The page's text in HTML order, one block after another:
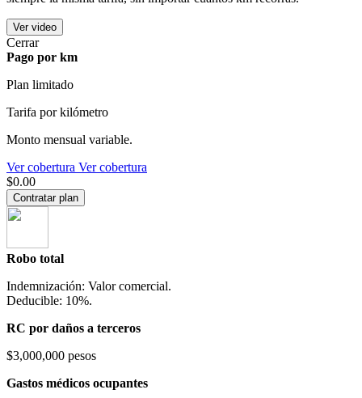
Ver video
Cerrar
Pago por km
Plan limitado
Tarifa por kilómetro
Monto mensual variable.
Ver cobertura Ver cobertura
$0.00
Contratar plan
Robo total
Indemnización: Valor comercial.
Deducible: 10%.
RC por daños a terceros
$3,000,000 pesos
Gastos médicos ocupantes